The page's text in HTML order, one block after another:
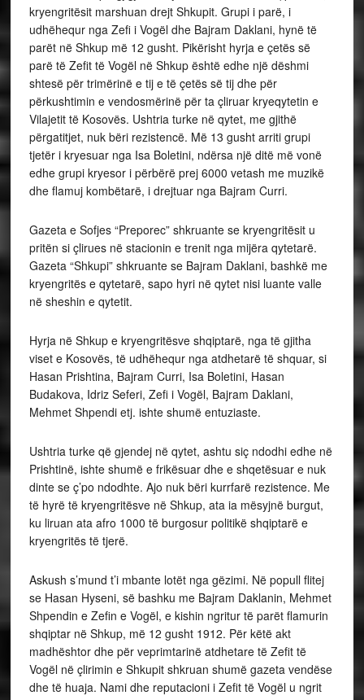
kryengritësit marshuan drejt Shkupit. Grupi i parë, i
udhëhequr nga Zefi i Vogël dhe Bajram Daklani, hynë të
parët në Shkup më 12 gusht. Pikërisht hyrja e çetës së
parë të Zefit të Vogël në Shkup është edhe një dëshmi
shtesë për trimërinë e tij e të çetës së tij dhe për
përkushtimin e vendosmërinë për ta çliruar kryeqytetin e
Vilajetit të Kosovës. Ushtria turke në qytet, me gjithë
përgatitjet, nuk bëri rezistencë. Më 13 gusht arriti grupi
tjetër i kryesuar nga Isa Boletini, ndërsa një ditë më vonë
edhe grupi kryesor i përbërë prej 6000 vetash me muzikë
dhe flamuj kombëtarë, i drejtuar nga Bajram Curri.
Gazeta e Sofjes “Preporec” shkruante se kryengritësit u
pritën si çlirues në stacionin e trenit nga mijëra qytetarë.
Gazeta “Shkupi” shkruante se Bajram Daklani, bashkë me
kryengritës e qytetarë, sapo hyri në qytet nisi luante valle
në sheshin e qytetit.
Hyrja në Shkup e kryengritësve shqiptarë, nga të gjitha
viset e Kosovës, të udhëhequr nga atdhetarë të shquar, si
Hasan Prishtina, Bajram Curri, Isa Boletini, Hasan
Budakova, Idriz Seferi, Zefi i Vogël, Bajram Daklani,
Mehmet Shpendi etj. ishte shumë entuziaste.
Ushtria turke që gjendej në qytet, ashtu siç ndodhi edhe në
Prishtinë, ishte shumë e frikësuar dhe e shqetësuar e nuk
dinte se ç’po ndodhte. Ajo nuk bëri kurrfarë rezistence. Me
të hyrë të kryengritësve në Shkup, ata ia mësyjnë burgut,
ku liruan ata afro 1000 të burgosur politikë shqiptarë e
kryengritës të tjerë.
Askush s’mund t’i mbante lotët nga gëzimi. Në popull flitej
se Hasan Hyseni, së bashku me Bajram Daklanin, Mehmet
Shpendin e Zefin e Vogël, e kishin ngritur të parët flamurin
shqiptar në Shkup, më 12 gusht 1912. Për këtë akt
madhështor dhe për veprimtarinë atdhetare të Zefit të
Vogël në çlirimin e Shkupit shkruan shumë gazeta vendëse
dhe të huaja. Nami dhe reputacioni i Zefit të Vogël u ngrit